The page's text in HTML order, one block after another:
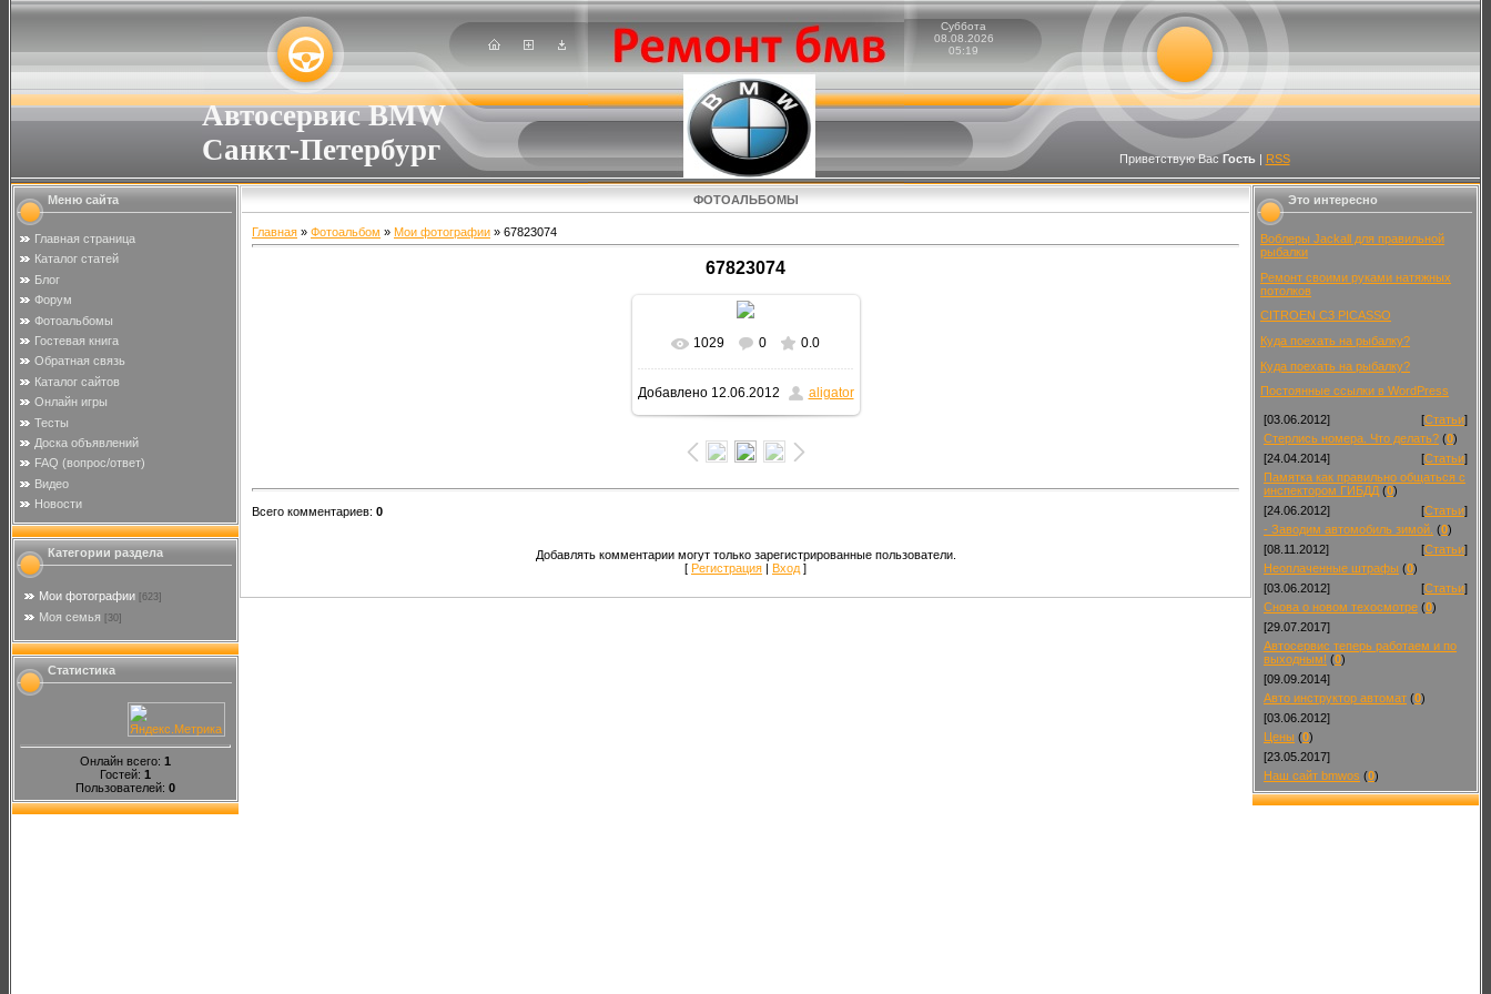
Автосервис BMW
Санкт-Петербург
Суббота
08.08.2026
05:19
Приветствую Вас Гость| RSS
Меню сайта
Главная страница
Каталог статей
Блог
Форум
Фотоальбомы
Гостевая книга
Обратная связь
Каталог сайтов
Онлайн игры
Тесты
Доска объявлений
FAQ (вопрос/ответ)
Видео
Новости
Категории раздела
Мои фотографии [623]
Моя семья [30]
Статистика
Онлайн всего: 1
Гостей: 1
Пользователей: 0
ФОТОАЛЬБОМЫ
Главная » Фотоальбом » Мои фотографии » 67823074
67823074
В реальном размере
1600x900/ 162.9Kb
1029 0 0.0
Добавлено12.06.2012 aligator
Всего комментариев: 0
Добавлять комментарии могут только зарегистрированные пользователи.
[ Регистрация | Вход ]
Это интересно
Воблеры Jackall для правильной
рыбалки
Ремонт своими руками натяжных
потолков
CITROEN C3 PICASSO
Куда поехать на рыбалку?
Куда поехать на рыбалку?
Постоянные ссылки в WordPress
[03.06.2012] [Статьи]
Стерлись номера. Что делать? (0)
[24.04.2014]
[Статьи]
Памятка как правильно общаться с
инспектором ГИБДД (0)
[24.06.2012]
[Статьи]
- Заводим автомобиль зимой. (0)
[08.11.2012]
[Статьи]
Неоплаченные штрафы (0)
[03.06.2012]
[Статьи]
Снова о новом техосмотре (0)
[29.07.2017]
Автосервис теперь работаем и по
выходным! (0)
[09.09.2014]
Авто инструктор автомат (0)
[03.06.2012]
Цены (0)
[23.05.2017]
Наш сайт bmwos (0)